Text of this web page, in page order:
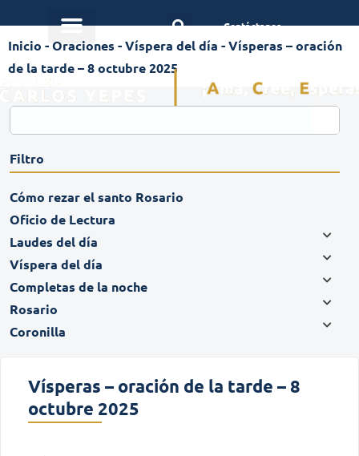
Contáctanos
Inicio -Oraciones -Víspera del día -Vísperas – oración
de la tarde – 8 octubre 2025
Filtro
Cómo rezar el santo Rosario
Oficio de Lectura
Laudes del día
Víspera del día
Completas de la noche
Rosario
Coronilla
Vísperas – oración de la tarde – 8
octubre 2025